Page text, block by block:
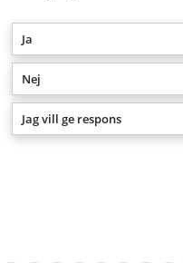
Ja
Nej
Jag vill ge respons